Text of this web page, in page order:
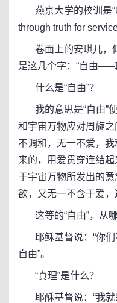
燕京大学的校训是“
through truth for service
卷面上的安琪儿，
是这几个字：“自由
什么是“自由”？
我的意思是“自由”便
和宇宙万物应对周旋
不调和，无一不爱，
来的，用爱贯穿连结
于宇宙万物所发出的
欲，又无一不含于爱，
这等的“自由”，从哪
耶稣基督说：“你们
自由”。
“真理”是什么？
耶酥基督说：“我就